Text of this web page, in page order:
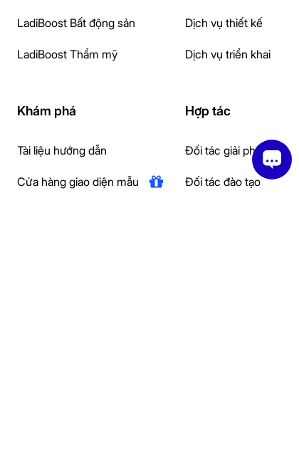
LadiBoost Bất động sản
LadiBoost Thẩm mỹ
Dịch vụ thiết kế
Dịch vụ triển khai
Khám phá
Tài liệu hướng dẫn
Cửa hàng giao diện mẫu
Hợp tác
Đối tác giải pháp
Đối tác đào tạo